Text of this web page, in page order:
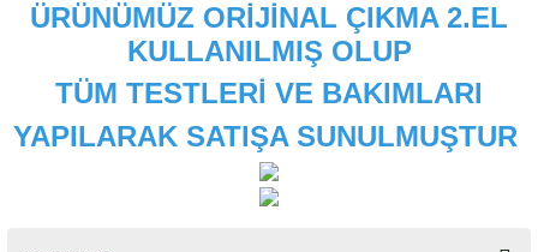
ÜRÜNÜMÜZ ORİJİNAL ÇIKMA 2.EL
KULLANILMIŞ OLUP
TÜM TESTLERİ VE BAKIMLARI
YAPILARAK SATIŞA SUNULMUŞTUR